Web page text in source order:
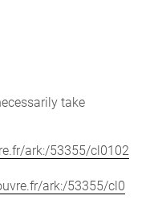
take
ark:/53355/cl0102
ark:/53355/cl0